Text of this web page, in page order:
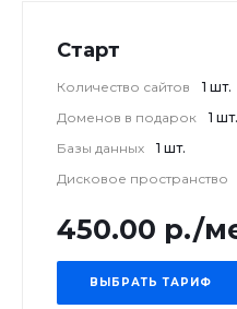
Старт
Количество сайтов
1 шт.
Доменов в подарок
1 шт.
Базы данных
1 шт.
Дисковое пространство
450.00 р./
ВЫБРАТЬ ТАРИФ